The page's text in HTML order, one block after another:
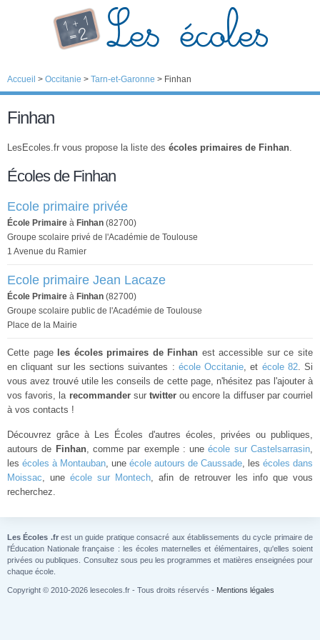
Accueil > Occitanie > Tarn-et-Garonne > Finhan
Finhan
LesEcoles.fr vous propose la liste des écoles primaires de Finhan.
Écoles de Finhan
Ecole primaire privée
École Primaire à Finhan (82700)
Groupe scolaire privé de l'Académie de Toulouse
1 Avenue du Ramier
Ecole primaire Jean Lacaze
École Primaire à Finhan (82700)
Groupe scolaire public de l'Académie de Toulouse
Place de la Mairie
Cette page les écoles primaires de Finhan est accessible sur ce site
en cliquant sur les sections suivantes : école Occitanie, et école 82. Si
vous avez trouvé utile les conseils de cette page, n'hésitez pas l'ajouter à
vos favoris, la recommandersur twitterou encore la diffuser par courriel
à vos contacts !
Découvrez grâce à Les Écoles d'autres écoles, privées ou publiques,
autours de Finhan, comme par exemple : uneécole sur Castelsarrasin,
les écoles à Montauban, une école autours de Caussade, les écoles dans
Moissac, uneécole sur Montech, afin de retrouver les info que vous
recherchez.
Les Écoles .frest un guide pratique consacré aux établissements du cycle primaire de
l'Éducation Nationale française : les écoles maternelles et élémentaires, qu'elles soient
privées ou publiques. Consultez sous peu les programmes et matières enseignées pour
chaque école.
Copyright © 2010-2026 lesecoles.fr - Tous droits réservés - Mentions légales